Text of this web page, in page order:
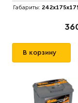
Габариты:
В корзину